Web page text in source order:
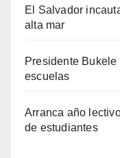
El Salvador
alta mar
Presidente
escuelas
Arranca año
de estudiantes